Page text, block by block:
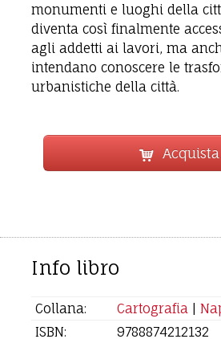
monumenti e luoghi della
diventa così finalmente
agli addetti ai lavori, ma
intendano conoscere le
urbanistiche della città.
Acquista
Info libro
Collana: Cartografia |
ISBN:
9788874212132